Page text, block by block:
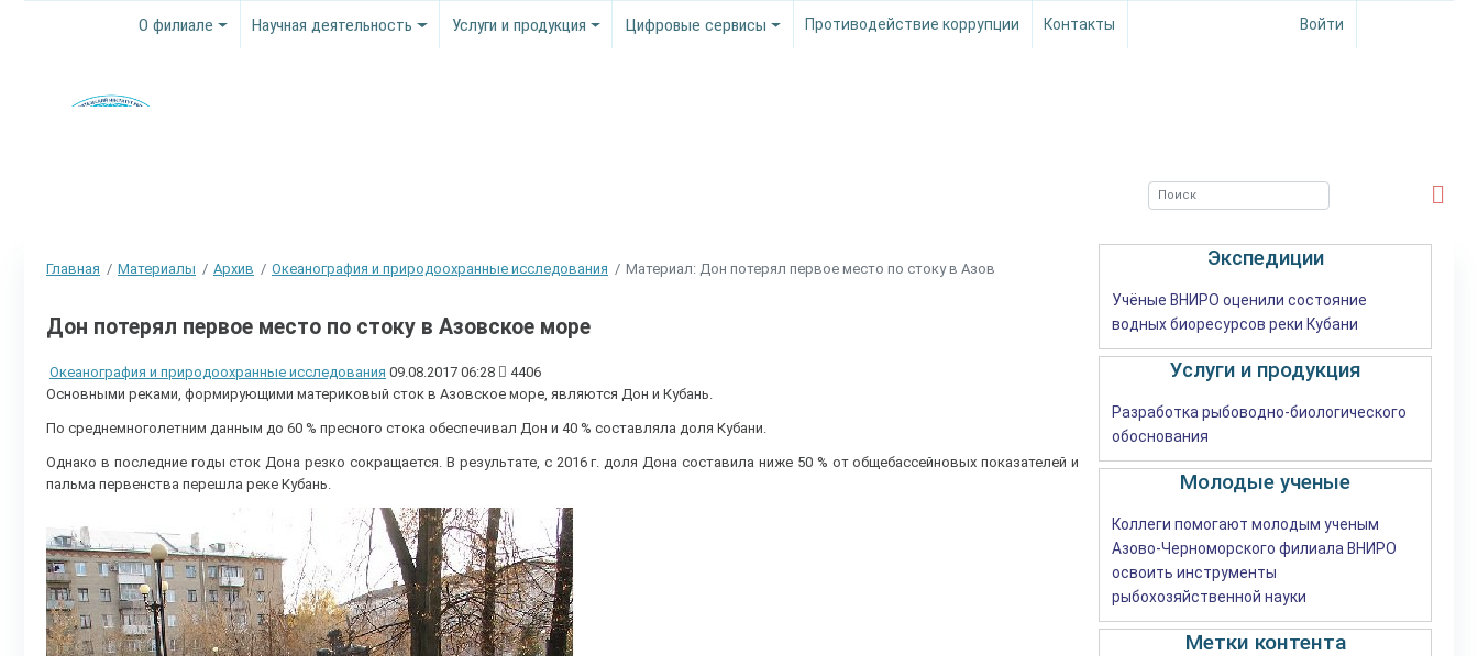
О филиале Научная деятельность Услуги и продукция Цифровые сервисы Противодействие коррупции Контакты Войти
Главная Материалы Архив Океанография и природоохранные исследования Материал: Дон потерял первое место по стоку в Азов
Дон потерял первое место по стоку в Азовское море
Океанография и природоохранные исследования 09.08.2017 06:28
4406
Основными реками, формирующими материковый сток в Азовское море, являются Дон и Кубань.
По среднемноголетним данным до 60 % пресного стока обеспечивал Дон и 40 % составляла доля Кубани.
Однако в последние годы сток Дона резко сокращается. В результате, с 2016 г. доля Дона составила ниже 50 % от общебассейновых показателей и
пальма первенства перешла реке Кубань.
Экспедиции
Учёные ВНИРО оценили состояние
водных биоресурсов реки Кубани
Услуги и продукция
Разработка рыбоводно-биологического
обоснования
Молодые ученые
Коллеги помогают молодым ученым
Азово-Черноморского филиала ВНИРО
освоить инструменты
рыбохозяйственной науки
Метки контента